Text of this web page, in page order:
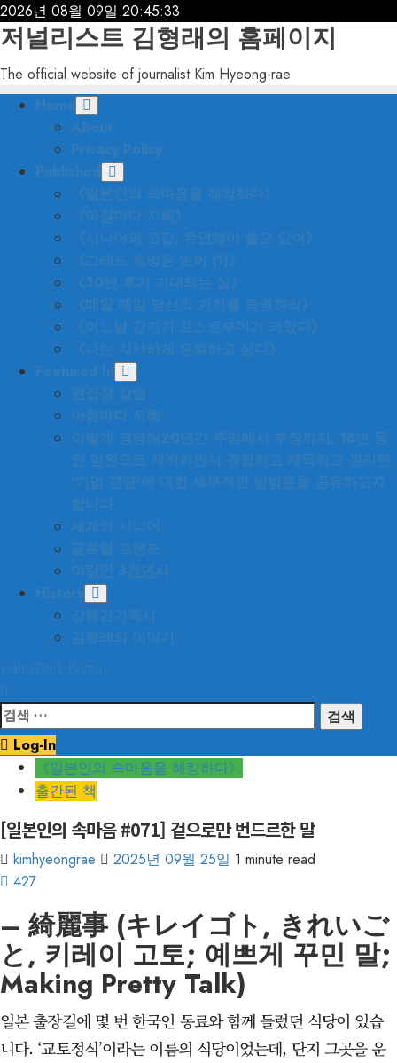
Skip
to
content
2026년 08월 09일 20:45:35
저널리스트 김형래의 홈페이지
The official website of journalist Kim Hyeong-rae
Primary
검
색:
Log-In
《일본인의 속마음을 해킹하다》
출간된 책
[일본인의 속마음 #071] 겉으로만 번드르한 말
kimhyeongrae 2025년 09월 25일 1 minute read
427
– 綺麗事 (キレイゴト, きれいご
と, 키레이 고토; 예쁘게 꾸민 말;
Making Pretty Talk)
일본 출장길에 몇 번 한국인 동료와 함께 들렀던 식당이 있습
니다. ‘교토정식’이라는 이름의 식당이었는데, 단지 그곳을 운